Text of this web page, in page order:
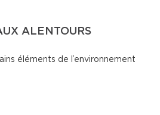
ALENTOURS
éléments de l’environnement